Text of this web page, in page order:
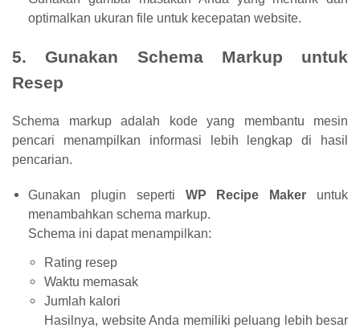
optimalkan ukuran file untuk kecepatan website.
5. Gunakan Schema Markup untuk
Resep
Schema markup adalah kode yang membantu mesin
pencari menampilkan informasi lebih lengkap di hasil
pencarian.
Gunakan plugin seperti WP Recipe Maker untuk
menambahkan schema markup.
Schema ini dapat menampilkan:
Rating resep
Waktu memasak
Jumlah kalori
Hasilnya, website Anda memiliki peluang lebih besar